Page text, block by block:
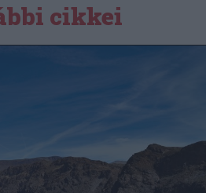
cikkei